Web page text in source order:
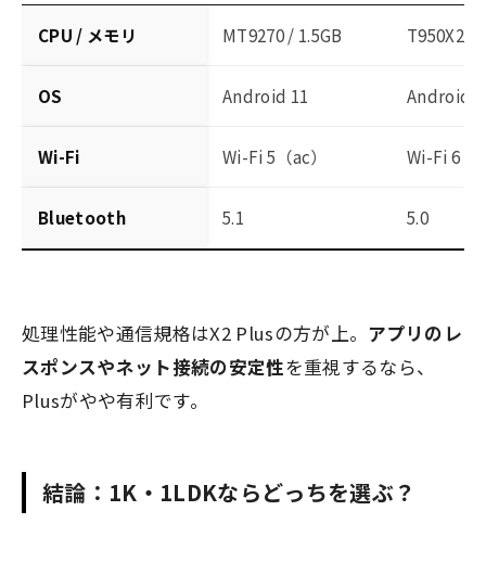
CPU / メモリ MT9270 / 1.5GB T950X2 /
OS Android 11 Android 9
Wi-Fi Wi-Fi 5（ac） Wi-Fi 6（
Bluetooth 5.1 5.0
処理性能や通信規格はX2 Plusの方が上。 アプリのレ
スポンスやネット接続の安定性を重視するなら、
Plusがやや有利です。
結論：1K・1LDKならどっちを選ぶ？